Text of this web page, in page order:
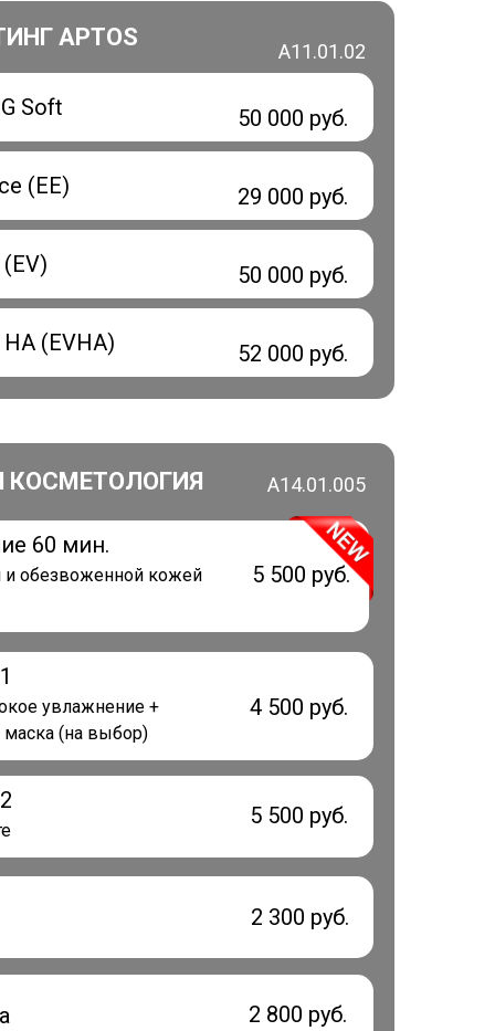
КОСМЕТОЛОГИЯ
4 500 руб.
увлажнение +
маска (на выбор)
5 500 руб.
2 300 руб.
2 800 руб.
APTOS
Soft 50 000 руб.
(EE) 29 000 руб.
50 000 руб.
(EVHA) 52 000 руб.
60 мин.
5 500 руб.
и обезвоженной кожей
А14.01.005
А11.01.02